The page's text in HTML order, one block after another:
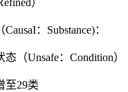
）
：Substance)：
（Unsafe：Condition）
至29类